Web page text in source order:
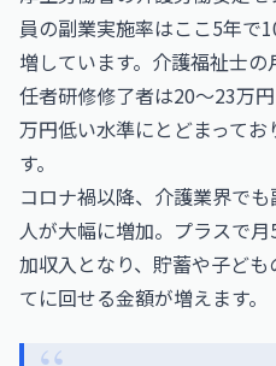
員の副業実施率はここ5年で
増しています。介護福祉士
任者研修修了者は20〜23万
万円低い水準にとどまって
す。
コロナ禍以降、介護業界で
人が大幅に増加。プラスで
加収入となり、貯蓄や子ど
てに回せる金額が増えます。